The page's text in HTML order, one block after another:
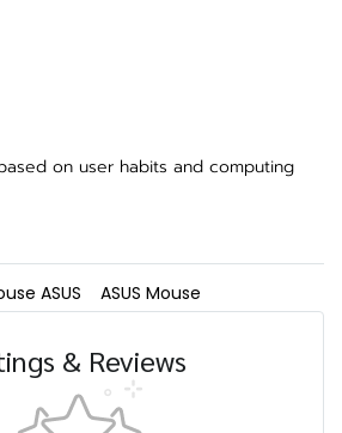
on user habits and computing
ASUS ASUS Mouse
& Reviews